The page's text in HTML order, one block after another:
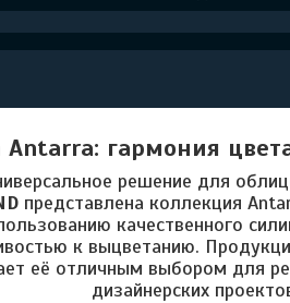
Antarra: гармония
решение для
представлена коллекция
качественного
к выцветанию.
её отличным выбором для
дизайнерских